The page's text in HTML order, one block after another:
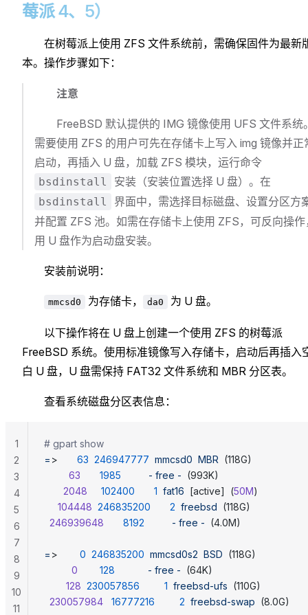
莓派 4、5）
在树莓派上使用 ZFS 文件系统前，需确保固件为最新
本。操作步骤如下：
注意
FreeBSD 默认提供的 IMG 镜像使用 UFS 文件系统
需要使用 ZFS 的用户可先在存储卡上写入 img 镜像并正
启动，再插入 U 盘，加载 ZFS 模块，运行命令
bsdinstall 安装（安装位置选择 U 盘）。在
bsdinstall
界面中，需选择目标磁盘、设置分区方
并配置 ZFS 池。如需在存储卡上使用 ZFS，可反向操作
用 U 盘作为启动盘安装。
安装前说明：
mmcsd0 为存储卡， da0 为 U 盘。
以下操作将在 U 盘上创建一个使用 ZFS 的树莓派
FreeBSD 系统。使用标准镜像写入存储卡，启动后再插入
白 U 盘，U 盘需保持 FAT32 文件系统和 MBR 分区表。
查看系统磁盘分区表信息：
# gpart show
= > 63
  246947777
  mmcsd0
  MBR
  (118G)
         63
       1985
          -
free -
  (993K)
       2048
     102400
       1
  fat16
  [active]  (
50M)
     104448
  246835200
       2
  freebsd
  (118G)
  246939648
       8192
          -
free -
  (4.0M)
= > 0
  246835200
  mmcsd0s2
  BSD
  (118G)
          0
        128
            -
free -
  (64K)
        128
  230057856
         1
  freebsd-ufs
  (110G)
  230057984
   16777216
         2
  freebsd-swap
  (8.0G)
1
2
3
4
5
6
7
8
9
10
11